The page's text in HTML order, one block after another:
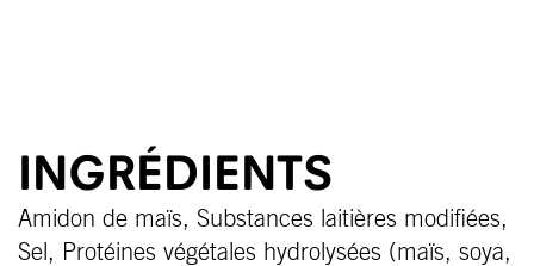
INGRÉDIENTS
Amidon de maïs, Substances laitières modifiées,
Sel, Protéines végétales hydrolysées (maïs, soya,